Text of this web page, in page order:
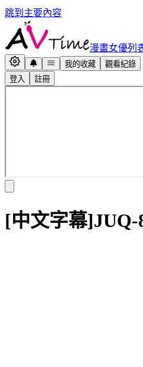
跳到主要內容
漫畫女優列
我的收藏
觀看紀錄
登入
註冊
[中文字幕]JUQ-